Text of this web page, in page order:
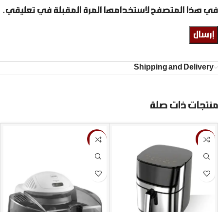
في هذا المتصفح لاستخدامها المرة المقبلة في تعليقي.
Shipping and Delivery
منتجات ذات صلة
-9%
-3%